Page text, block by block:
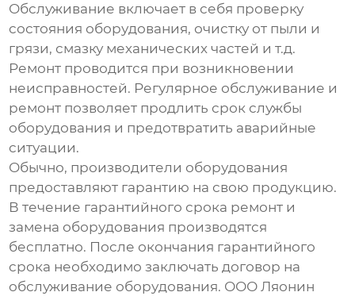
Обслуживание включает в себя проверку
состояния оборудования, очистку от пыли и
грязи, смазку механических частей и т.д.
Ремонт проводится при возникновении
неисправностей. Регулярное обслуживание и
ремонт позволяет продлить срок службы
оборудования и предотвратить аварийные
ситуации.
Обычно, производители оборудования
предоставляют гарантию на свою продукцию.
В течение гарантийного срока ремонт и
замена оборудования производятся
бесплатно. После окончания гарантийного
срока необходимо заключать договор на
обслуживание оборудования. ООО Ляонин